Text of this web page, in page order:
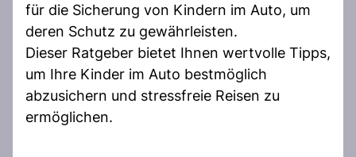
für die Sicherung von Kindern im Auto, um
deren Schutz zu gewährleisten.
Dieser Ratgeber bietet Ihnen wertvolle Tipps,
um Ihre Kinder im Auto bestmöglich
abzusichern und stressfreie Reisen zu
ermöglichen.